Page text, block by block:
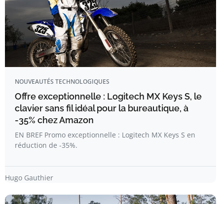
NOUVEAUTÉS TECHNOLOGIQUES
Offre exceptionnelle : Logitech MX Keys S, le
clavier sans fil idéal pour la bureautique, à
-35% chez Amazon
EN BREF Promo exceptionnelle : Logitech MX Keys S en
réduction de -35%.
Hugo Gauthier